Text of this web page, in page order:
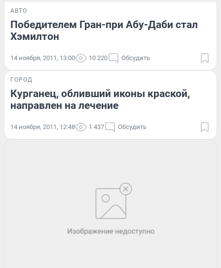
АВТО
Победителем Гран-при Абу-Даби стал
Хэмилтон
14 ноября, 2011, 13:00 10 220 Обсудить
ГОРОД
Курганец, обливший иконы краской,
направлен на лечение
14 ноября, 2011, 12:48 1 437 Обсудить